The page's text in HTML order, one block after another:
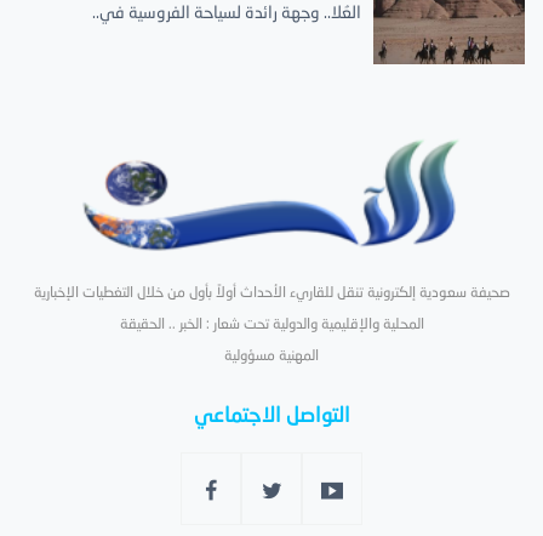
العُلا.. وجهة رائدة لسياحة الفروسية في..
صحيفة سعودية إلكترونية تنقل للقاريء الأحداث أولاً بأول من خلال التغطيات الإخبارية
المحلية والإقليمية والدولية تحت شعار : الخبر .. الحقيقة
المهنية مسؤولية
التواصل الاجتماعي